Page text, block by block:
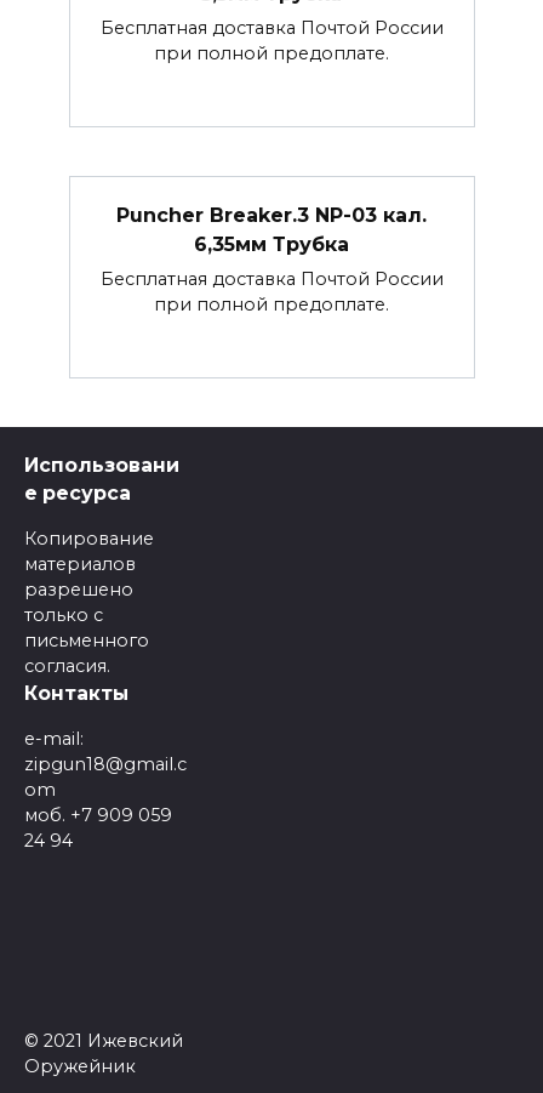
Бесплатная доставка Почтой России
при полной предоплате.
Puncher Breaker.3 NP-03 кал.
6,35мм Трубка
Бесплатная доставка Почтой России
при полной предоплате.
Использовани
е ресурса
Копирование
материалов
разрешено
только с
письменного
согласия.
Контакты
e-mail:
zipgun18@gmail.c
om
моб. +7 909 059
24 94
© 2021 Ижевский
Оружейник